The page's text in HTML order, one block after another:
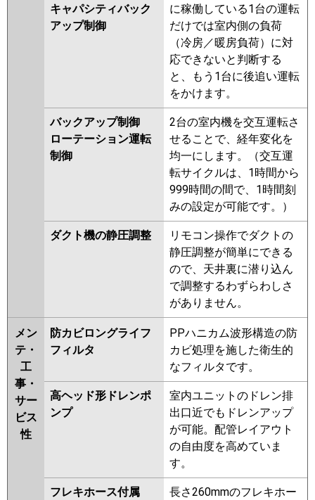
キャパシティバック
アップ制御
に稼働している1台の運転
だけでは室内側の負荷
（冷房／暖房負荷）に対
応できないと判断する
と、もう1台に後追い運転
をかけます。
バックアップ制御
ローテーション運転
制御
2台の室内機を交互運転さ
せることで、経年変化を
均一にします。（交互運
転サイクルは、1時間から
999時間の間で、1時間刻
みの設定が可能です。）
ダクト機の静圧調整
リモコン操作でダクトの
静圧調整が簡単にできる
ので、天井裏に潜り込ん
で調整するわずらわしさ
がありません。
メン
テ・
工
事・
サー
ビス
性
防カビロングライフ
フィルタ
PPハニカム波形構造の防
カビ処理を施した衛生的
なフィルタです。
高ヘッド形ドレンポ
ンプ
室内ユニットのドレン排
出口近でもドレンアップ
が可能。配管レイアウト
の自由度を高めていま
す。
フレキホース付属
長さ260mmのフレキホー